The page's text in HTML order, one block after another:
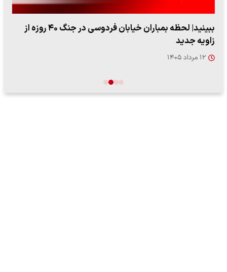
ببینید| لحظه بمباران خیابان فردوسی در جنگ ۴۰ روزه از
زاویه جدید
۱۲ مرداد ۱۴۰۵